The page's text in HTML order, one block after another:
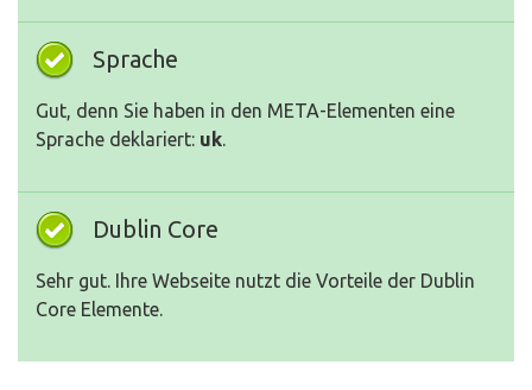
Sprache
Gut, denn Sie haben in den META-Elementen eine
Sprache deklariert: uk.
Dublin Core
Sehr gut. Ihre Webseite nutzt die Vorteile der Dublin
Core Elemente.